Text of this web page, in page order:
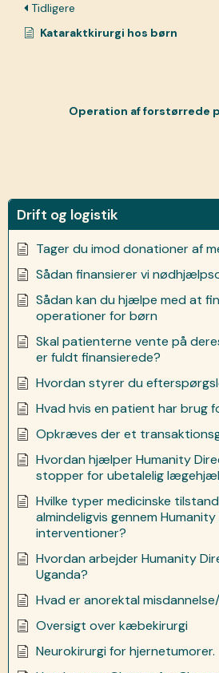
Drift og logistik
Tager du imod donationer af
Sådan finansierer vi
Sådan kan du hjælpe med at
operationer for børn
Skal patienterne vente på
er fuldt finansierede?
Hvordan styrer du
Hvad hvis en patient har brug
Opkræves der et
Hvordan hjælper Humanity
stopper for ubetalelig
Hvilke typer medicinske
almindeligvis gennem
interventioner?
Hvordan arbejder Humanity
Uganda?
Hvad er anorektal
Oversigt over kæbekirurgi
Neurokirurgi for hjernetumorer.
Tidligere
Kataraktkirurgi hos børn
Operation af forstørrede